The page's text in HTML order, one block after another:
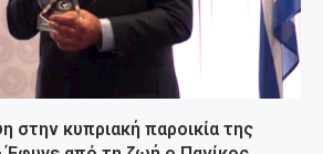
στην κυπριακή παροικία της